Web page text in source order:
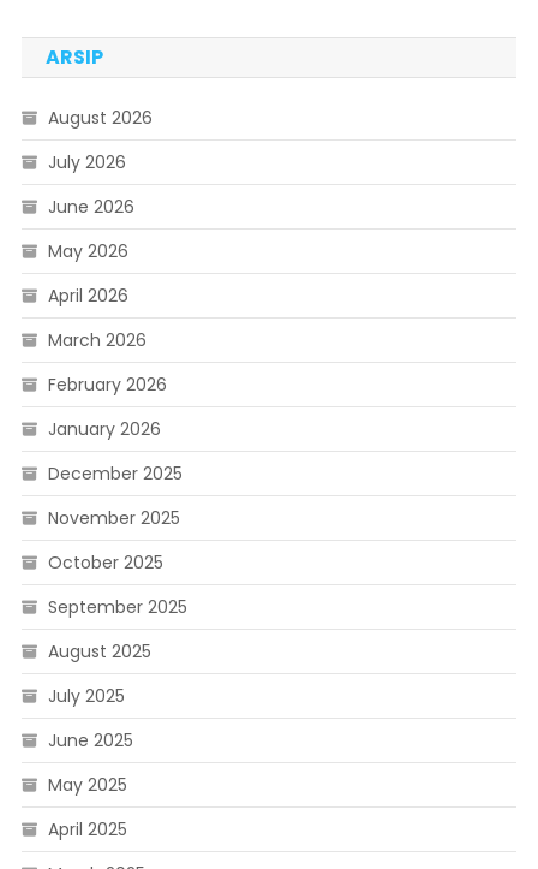
ARSIP
August 2026
July 2026
June 2026
May 2026
April 2026
March 2026
February 2026
January 2026
December 2025
November 2025
October 2025
September 2025
August 2025
July 2025
June 2025
May 2025
April 2025